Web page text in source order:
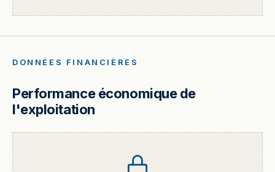
DONNÉES FINANCIÈRES
Performance économique de
l'exploitation